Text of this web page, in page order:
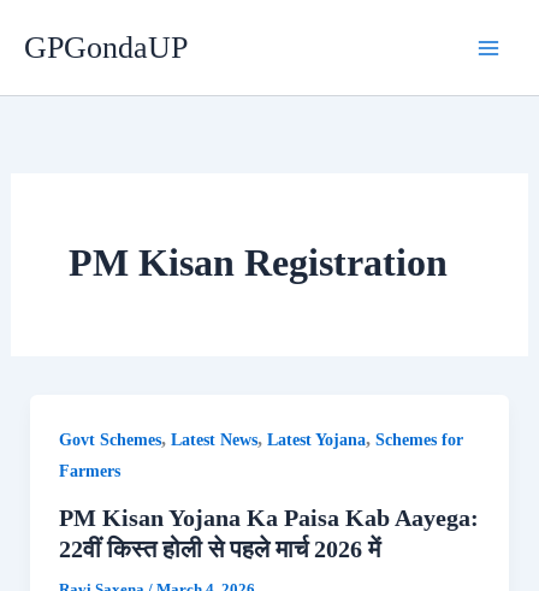
GPGondaUP
PM Kisan Registration
Govt Schemes, Latest News, Latest Yojana, Schemes for
Farmers
PM Kisan Yojana Ka Paisa Kab Aayega:
22वीं किस्त होली से पहले मार्च 2026 में